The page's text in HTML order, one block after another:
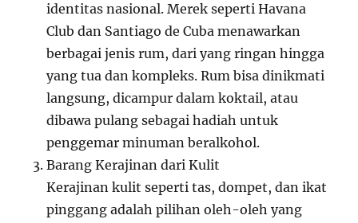
identitas nasional. Merek seperti Havana
Club dan Santiago de Cuba menawarkan
berbagai jenis rum, dari yang ringan hingga
yang tua dan kompleks. Rum bisa dinikmati
langsung, dicampur dalam koktail, atau
dibawa pulang sebagai hadiah untuk
penggemar minuman beralkohol.
Barang Kerajinan dari Kulit
Kerajinan kulit seperti tas, dompet, dan ikat
pinggang adalah pilihan oleh-oleh yang